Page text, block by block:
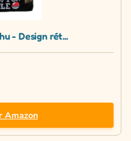
- Design rét...
Amazon